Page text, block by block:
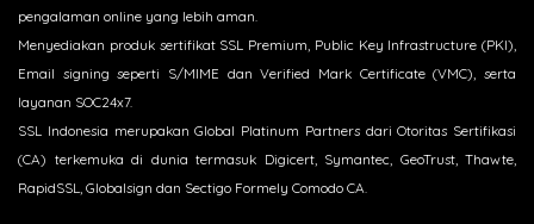
pengalaman online yang lebih aman.
Menyediakan produk sertifikat SSL Premium, Public Key Infrastructure (PKI),
Email signing seperti S/MIME dan Verified Mark Certificate (VMC), serta
layanan SOC24x7.
SSL Indonesia merupakan Global Platinum Partners dari Otoritas Sertifikasi
(CA) terkemuka di dunia termasuk Digicert, Symantec, GeoTrust, Thawte,
RapidSSL, Globalsign dan Sectigo Formely Comodo CA.